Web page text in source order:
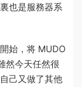
也是服務器系
始，将 MUDO
然今天任然很
己又做了其他